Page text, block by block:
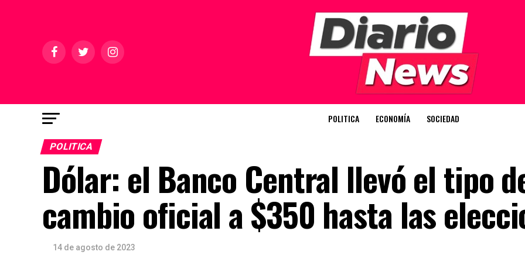
POLITICA ECONOMÍA SOCIEDAD
POLITICA
Dólar: el Banco Central llevó el tipo
cambio oficial a $350 hasta las
14 de agosto de 2023